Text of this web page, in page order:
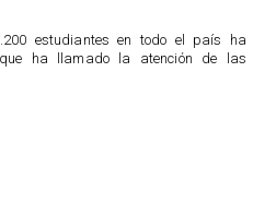
estudiantes en todo el país ha
ha llamado la atención de las